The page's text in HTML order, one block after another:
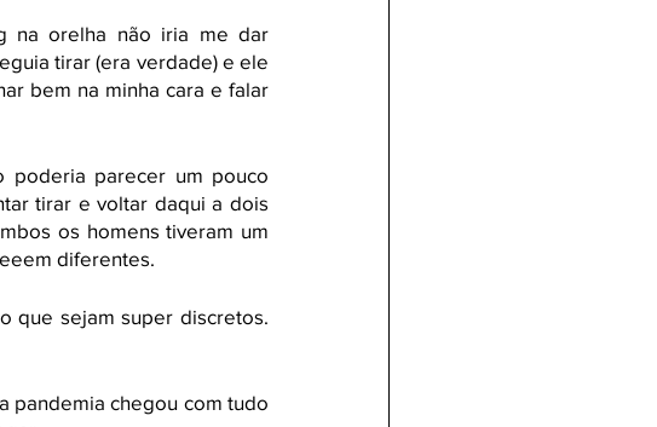
na orelha não iria me dar
tirar (era verdade) e ele
bem na minha cara e falar
poderia parecer um pouco
tirar e voltar daqui a dois
os homens tiveram um
diferentes.
que sejam super discretos.
pandemia chegou com tudo